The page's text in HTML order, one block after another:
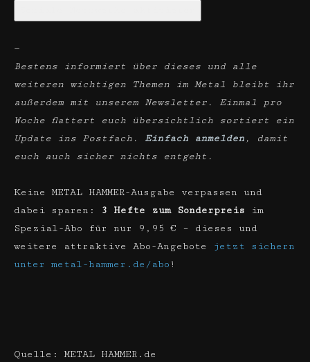
—
Bestens informiert über dieses und alle
weiteren wichtigen Themen im Metal bleibt ihr
außerdem mit unserem Newsletter. Einmal pro
Woche flattert euch übersichtlich sortiert ein
Update ins Postfach.
Einfach anmelden , damit
euch auch sicher nichts entgeht.
Keine METAL HAMMER-Ausgabe verpassen und
dabei sparen:
3 Hefte zum Sonderpreis im
Spezial-Abo für nur 9,95 € – dieses und
weitere attraktive Abo-Angebote
jetzt sichern
unter metal-hammer.de/abo !
Quelle: METAL HAMMER.de